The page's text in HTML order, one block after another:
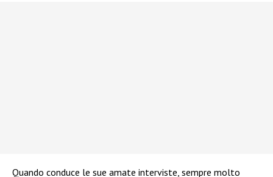
Quando conduce le sue amate interviste, sempre molto